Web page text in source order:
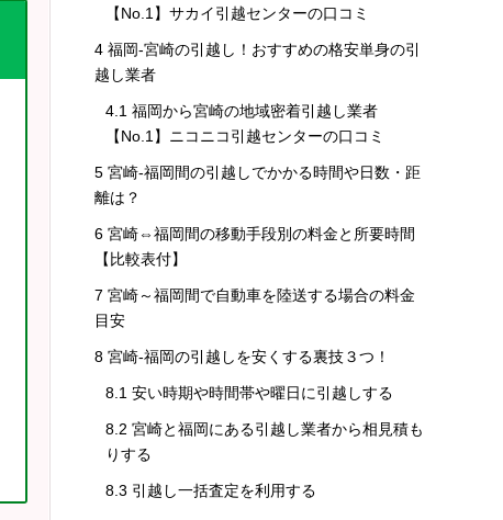
【No.1】サカイ引越センターの口コミ
4 福岡-宮崎の引越し！おすすめの格安単身の引
越し業者
4.1 福岡から宮崎の地域密着引越し業者
【No.1】ニコニコ引越センターの口コミ
5 宮崎-福岡間の引越しでかかる時間や日数・距
離は？
6 宮崎⇔福岡間の移動手段別の料金と所要時間
【比較表付】
7 宮崎～福岡間で自動車を陸送する場合の料金
目安
8 宮崎-福岡の引越しを安くする裏技３つ！
8.1 安い時期や時間帯や曜日に引越しする
8.2 宮崎と福岡にある引越し業者から相見積も
りする
8.3 引越し一括査定を利用する